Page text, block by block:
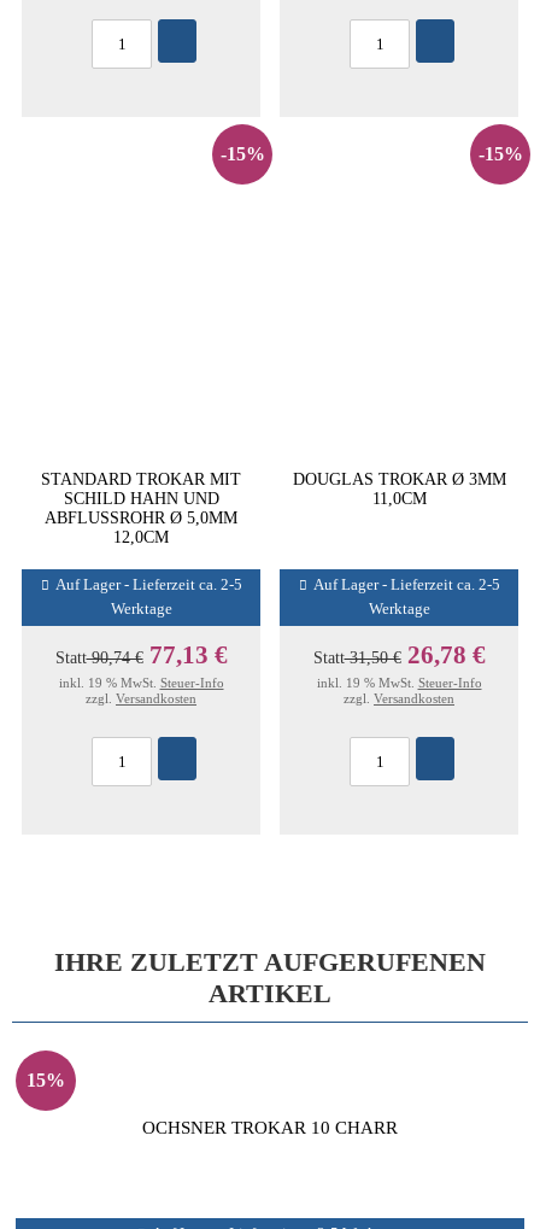
-15%
STANDARD TROKAR MIT
SCHILD HAHN UND
ABFLUSSROHR Ø 5,0MM
12,0CM
Auf Lager - Lieferzeit ca. 2-5
Werktage
Statt90,74 € 77,13 €
inkl. 19 % MwSt. Steuer-Info
zzgl. Versandkosten
-15%
DOUGLAS TROKAR Ø 3MM
11,0CM
Auf Lager - Lieferzeit ca. 2-5
Werktage
Statt31,50 € 26,78 €
inkl. 19 % MwSt. Steuer-Info
zzgl. Versandkosten
IHRE ZULETZT AUFGERUFENEN
ARTIKEL
15%
OCHSNER TROKAR 10 CHARR